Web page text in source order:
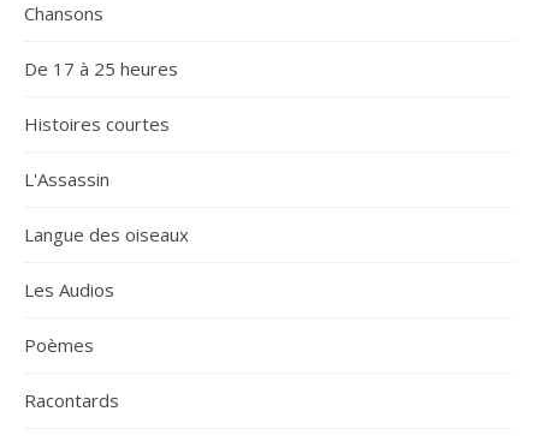
Chansons
De 17 à 25 heures
Histoires courtes
L'Assassin
Langue des oiseaux
Les Audios
Poèmes
Racontards